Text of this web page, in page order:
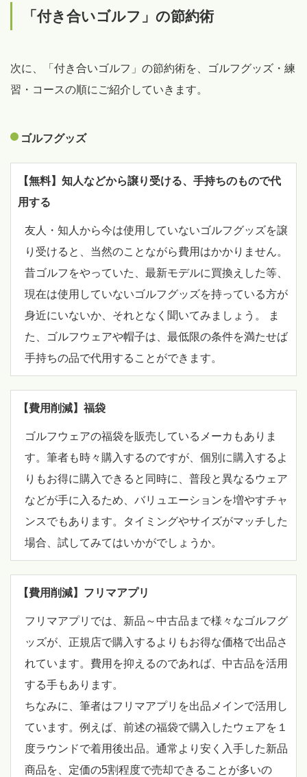
「付き合いゴルフ」の節約術
次に、「付き合いゴルフ」の節約術を、ゴルフグッズ・練
習・コースの順にご紹介していきます。
ゴルフグッズ
【無料】知人などから譲り受ける、手持ちのもので代
用する
友人・知人から今は使用していないゴルフグッズを譲
り受けると、当然のことながら費用はかかりません。
昔ゴルフをやっていた、最新モデルに買換えした等、
現在は使用していないゴルフグッズを持っている方が
身近にいないか、それとなく聞いてみましょう。 ま
た、ゴルフウェアや帽子は、最低限の条件を満たせば
手持ちの品で代用することができます。
【費用削減】福袋
ゴルフウェアの福袋を販売しているメーカもありま
す。筆者も時々購入するのですが、個別に購入するよ
りもお得に購入できると同時に、普段と異なるウェア
などが手に入るため、バリュエーションを増やすチャ
ンスでもあります。タイミングやサイズがマッチした
場合、試してみてはいかがでしょうか。
【費用削減】フリマアプリ
フリマアプリでは、新品～中古品まで様々なゴルフグ
ッズが、正規店で購入するよりもお得な価格で出品さ
れています。費用を抑えるのであれば、中古品を活用
する手もあります。
ちなみに、筆者はフリマアプリを出品メインで活用し
ています。例えば、前述の福袋で購入したウェアを１
度ラウンドで着用後出品。通常より安く入手した新品
商品を、定価の5割程度で売却できることが多いの